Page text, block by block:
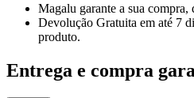
Magalu garante a sua compra,
Devolução Gratuita em até 7
produto.
Entrega e compra